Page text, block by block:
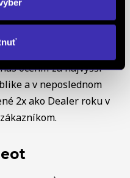
podielu v Českej a
za najvyšší nárast
ocenili za najvyšší
a v neposlednom
2x ako Dealer roku v